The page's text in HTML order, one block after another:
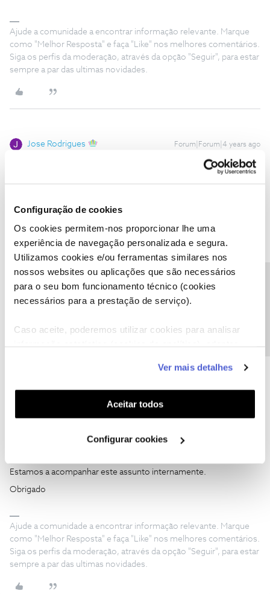
Configuração de cookies
Os cookies permitem-nos proporcionar lhe uma
experiência de navegação personalizada e segura.
Utilizamos cookies e/ou ferramentas similares nos
nossos websites ou aplicações que são necessários
para o seu bom funcionamento técnico (cookies
necessários para a prestação de serviço).
Caso aceite, poderemos utilizar cookies para analisar
funcionalidades (cookies de personalização e
funcionalidade) e adaptar anúncios aos seus interesses
(cookies de publicidade personalizada). Pode gerir a
utilização dos cookies clicando em "Configurar
Ver mais detalhes
Aceitar todos
Configurar cookies
Ajude a comunidade a encontrar informação relevante. Marque
como "Melhor Resposta" e faça "Like" nos melhores comentários.
Siga os perfis da moderação, através da opção "Seguir", para estar
sempre a par das ultimas novidades.
Jose Rodrigues Forum|Forum|4 years ago
Ficou com dúvidas?
Pode consultar o detalhe dos seus consumos (aqui)
Ora, ao clicar aqui, abre aantiga área de cliente, parece
ser um bug. Depois no final “Entrar na Área de Cliente”
já entra na atual.
@Jose Rodrigues,
Estamos a acompanhar este assunto internamente.
Obrigado
Ajude a comunidade a encontrar informação relevante. Marque
como "Melhor Resposta" e faça "Like" nos melhores comentários.
Siga os perfis da moderação, através da opção "Seguir", para estar
sempre a par das ultimas novidades.